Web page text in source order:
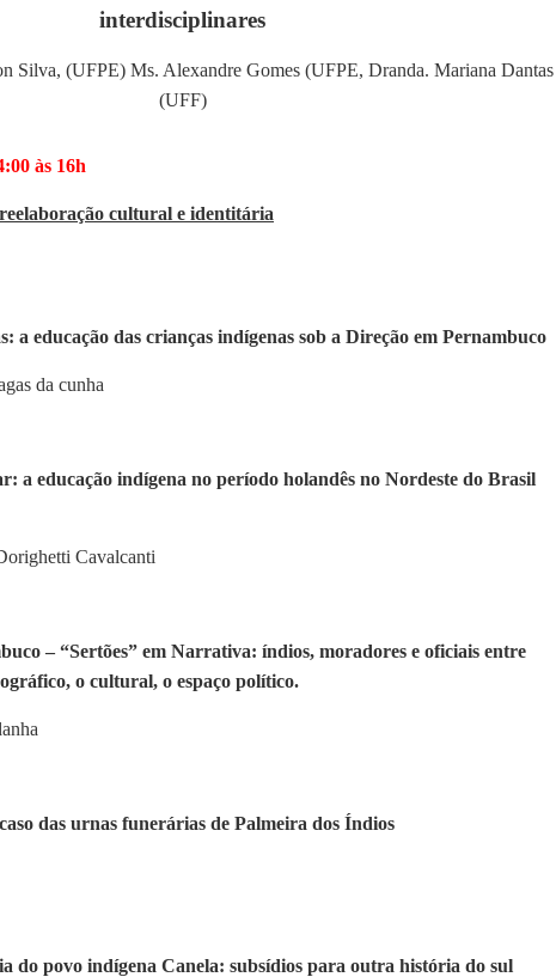
interdisciplinares
Silva, (UFPE) Ms. Alexandre Gomes (UFPE, Dranda. Mariana Dantas
(UFF)
às 16h
cultural e identitária
a educação das crianças indígenas sob a Direção em Pernambuco
da cunha
a educação indígena no período holandês no Nordeste do Brasil
Cavalcanti
– “Sertões” em Narrativa: índios, moradores e oficiais entre
o cultural, o espaço político.
das urnas funerárias de Palmeira dos Índios
do povo indígena Canela: subsídios para outra história do sul